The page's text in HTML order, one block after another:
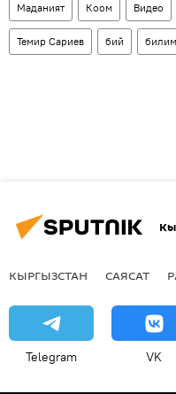
Маданият Коом Видео
Темир Сариев бий
КЫРГЫЗСТАН САЯСАТ
Telegram VK